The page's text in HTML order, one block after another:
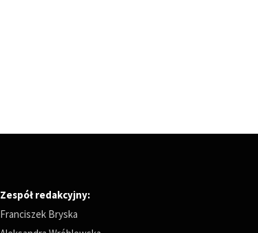
Zespół redakcyjny:
Franciszek Bryska